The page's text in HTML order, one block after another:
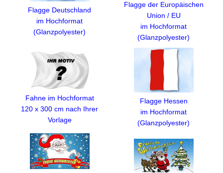
Flagge Deutschland
im Hochformat
(Glanzpolyester)
Flagge der Europäischen
Union / EU
im Hochformat
(Glanzpolyester)
Fahne im Hochformat
120 x 300 cm nach Ihrer
Vorlage
Flagge Hessen
im Hochformat
(Glanzpolyester)